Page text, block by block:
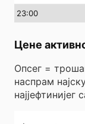
23:00
Цене
Опсег =
наспрам